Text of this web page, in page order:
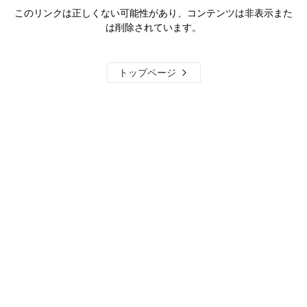
このリンクは正しくない可能性があり、コンテンツは非表示また
は削除されています。
トップページ